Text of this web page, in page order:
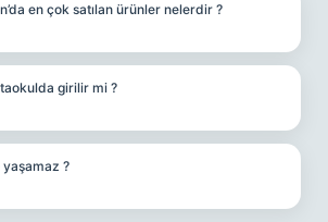
en çok satılan ürünler nelerdir ?
girilir mi ?
yaşamaz ?